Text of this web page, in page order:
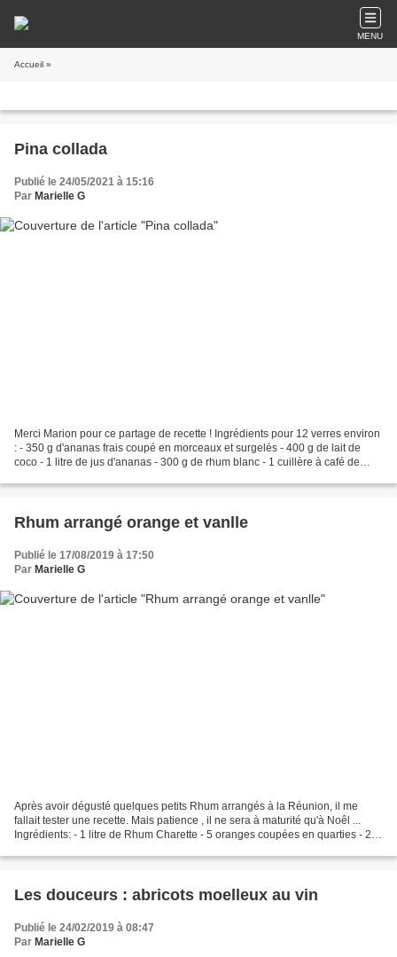
MENU
Accueil »
Pina collada
Publié le 24/05/2021 à 15:16
Par Marielle G
Merci Marion pour ce partage de recette ! Ingrédients pour 12 verres environ
: - 350 g d'ananas frais coupé en morceaux et surgelés - 400 g de lait de
coco - 1 litre de jus d'ananas - 300 g de rhum blanc - 1 cuillère à café de
Rhum arrangé orange et vanlle
Publié le 17/08/2019 à 17:50
Par Marielle G
Après avoir dégusté quelques petits Rhum arrangés à la Réunion, il me
fallait tester une recette. Mais patience , il ne sera à maturité qu'à Noêl ...
Ingrédients: - 1 litre de Rhum Charette - 5 oranges coupées en quarties - 2
Les douceurs : abricots moelleux au vin
Publié le 24/02/2019 à 08:47
Par Marielle G